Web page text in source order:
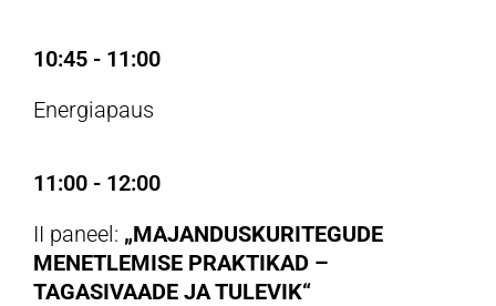
10:45 - 11:00
Energiapaus
11:00 - 12:00
II paneel: „MAJANDUSKURITEGUDE
MENETLEMISE PRAKTIKAD –
TAGASIVAADE JA TULEVIK“